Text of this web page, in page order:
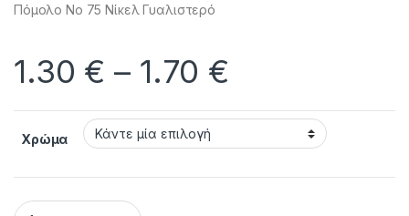
Πόμολο Νο 75 Νίκελ Γυαλιστερό
1.30 € – 1.70 €
Χρώμα
Λαβή επίπλου VIOBRASS Νο 75 quantity